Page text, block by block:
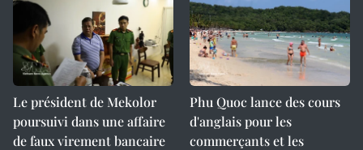
Le président de Mekolor
poursuivi dans une affaire
de faux virement bancaire
Phu Quoc lance des cours
d'anglais pour les
commerçants et les